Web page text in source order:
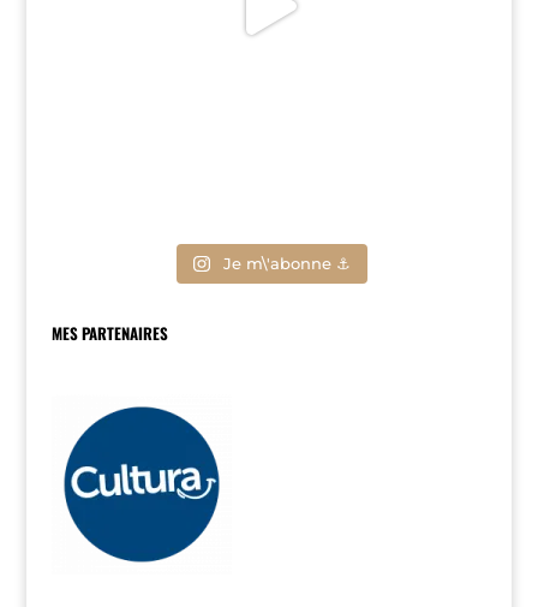
Je m\'abonne ⚓
MES PARTENAIRES